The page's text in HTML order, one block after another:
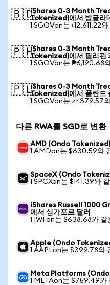
🇧🇩iShares 0-3 Month
Tokenized)에서 방글라
1 SGOVon는 ৳12,611.22
🇵🇭iShares 0-3 Month
Tokenized)에서 필리핀
1 SGOVon는 ₱6,190.68
🇵🇱iShares 0-3 Month
Tokenized)에서 폴란드
1 SGOVon는 zł 379.57
다른 RWA를 SGD로 변환
AMD (Ondo Tokenized)
1 AMDon는 $630.59와
SpaceX (Ondo
1 SPCXon는 $141.39와
iShares Russell 1000
에서 싱가포르 달러
1 IWFon는 $638.68와 같
Apple (Ondo
1 AAPLon는 $399.78와
Meta Platforms (Ondo
1 METAon는 $759.49와